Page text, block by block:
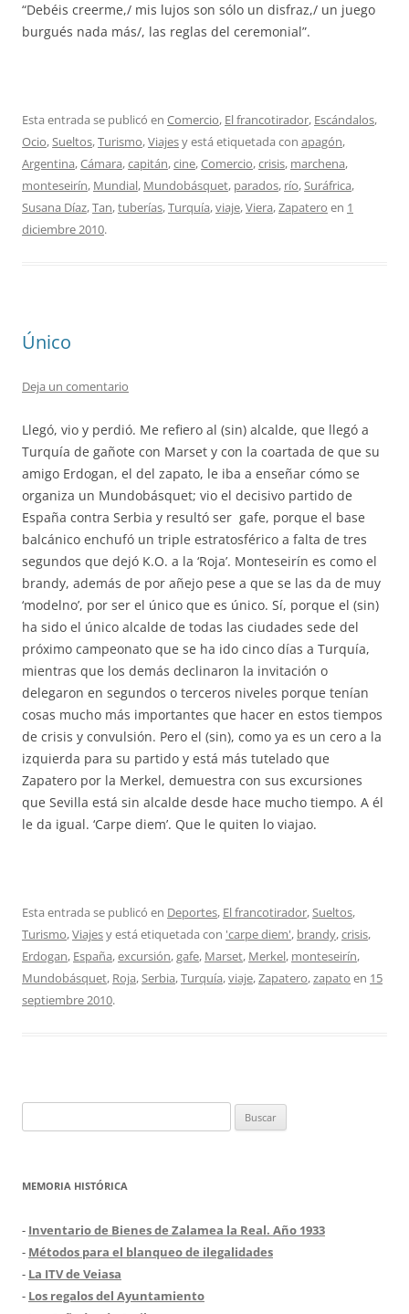
“Debéis creerme,/ mis lujos son sólo un disfraz,/ un juego
burgués nada más/, las reglas del ceremonial”.
Esta entrada se publicó en Comercio, El francotirador, Escándalos,
Ocio,Sueltos,Turismo,Viajesy está etiquetada con apagón,
Argentina,Cámara,capitán,cine,Comercio,crisis, marchena,
monteseirín, Mundial, Mundobásquet, parados, río,Suráfrica,
Susana Díaz,Tan,tuberías,Turquía,viaje,Viera,Zapatero en 1
diciembre 2010.
Único
Deja un comentario
Llegó, vio y perdió. Me refiero al (sin) alcalde, que llegó a
Turquía de gañote con Marset y con la coartada de que su
amigo Erdogan, el del zapato, le iba a enseñar cómo se
organiza un Mundobásquet; vio el decisivo partido de
España contra Serbia y resultó ser gafe, porque el base
balcánico enchufó un triple estratosférico a falta de tres
segundos que dejó K.O. a la ‘Roja’. Monteseirín es como el
brandy, además de por añejo pese a que se las da de muy
‘modelno’, por ser el único que es único. Sí, porque el (sin)
ha sido el único alcalde de todas las ciudades sede del
próximo campeonato que se ha ido cinco días a Turquía,
mientras que los demás declinaron la invitación o
delegaron en segundos o terceros niveles porque tenían
cosas mucho más importantes que hacer en estos tiempos
de crisis y convulsión. Pero el (sin), como ya es un cero a la
izquierda para su partido y está más tutelado que
Zapatero por la Merkel, demuestra con sus excursiones
que Sevilla está sin alcalde desde hace mucho tiempo. A él
le da igual. ‘Carpe diem’. Que le quiten lo viajao.
Esta entrada se publicó en Deportes, El francotirador,Sueltos,
Turismo,Viajesy está etiquetada con 'carpe diem', brandy,crisis,
Erdogan, España,excursión,gafe, Marset, Merkel, monteseirín,
Mundobásquet, Roja,Serbia,Turquía,viaje,Zapatero,zapato en 15
septiembre 2010.
MEMORIA HISTÓRICA
- Inventario de Bienes de Zalamea la Real. Año 1933
- Métodos para el blanqueo de ilegalidades
- La ITV de Veiasa
- Los regalos del Ayuntamiento